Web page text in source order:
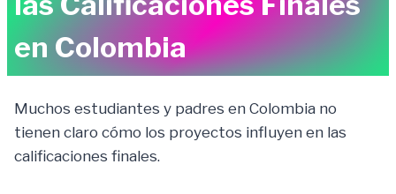
en Colombia
Muchos estudiantes y padres en Colombia no
tienen claro cómo los proyectos influyen en las
calificaciones finales.